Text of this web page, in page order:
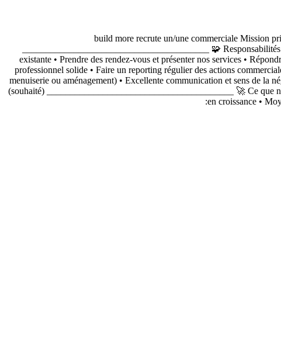
build more recrute un/une commerciale Mission
________________________________________ 🧩
existante • Prendre des rendez-vous et présenter nos services •
professionnel solide • Faire un reporting régulier des actions
menuiserie ou aménagement) • Excellente communication et sens de la
(souhaité) ________________________________________ 🚀 Ce que
en croissance •